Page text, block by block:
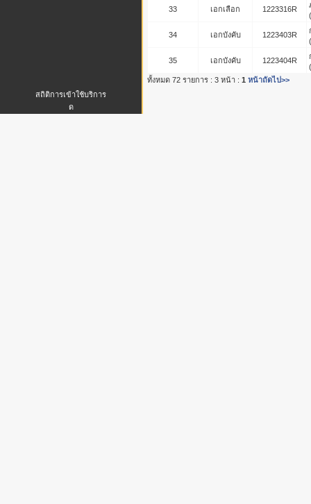
33 เอกเลือก 1223316R
34 เอกบังคับ 1223403R
35 เอกบังคับ 1223404R
ทั้งหมด 72 รายการ : 3 หน้า : 1 หน้าถัดไป>>
สถิติการเข้าใช้บริการ
ด